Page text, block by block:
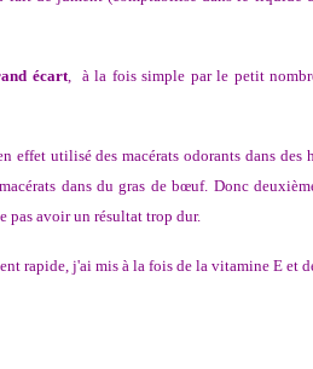
écart, à la fois simple par le petit
effet utilisé des macérats odorants dans des
dans du gras de bœuf. Donc
pas avoir un résultat trop dur.
rapide, j'ai mis à la fois de la vitamine E et